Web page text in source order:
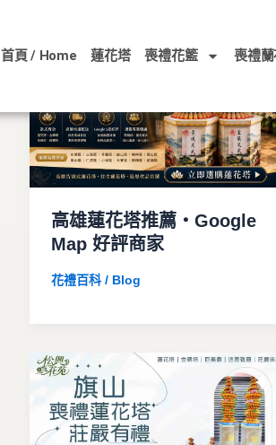
首頁 / Home 蓮花塔 喪禮花籃 喪禮
高雄蓮花塔推薦・Google
Map 好評商家
花禮百科 / Blog